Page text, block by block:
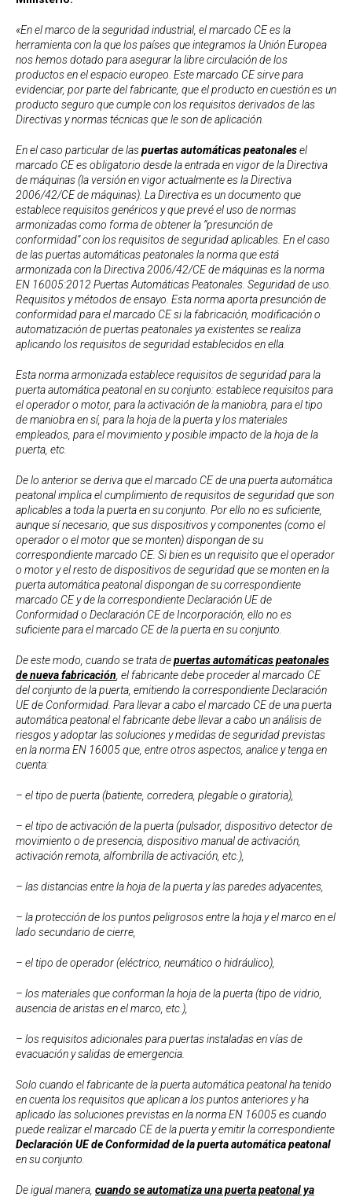
«En el marco de la seguridad industrial, el marcado CE es la
herramienta con la que los países que integramos la Unión Europea
nos hemos dotado para asegurar la libre circulación de los
productos en el espacio europeo. Este marcado CE sirve para
evidenciar, por parte del fabricante, que el producto en cuestión es un
producto seguro que cumple con los requisitos derivados de las
Directivas y normas técnicas que le son de aplicación.
En el caso particular de laspuertas automáticas peatonalesel
marcado CE es obligatorio desde la entrada en vigor de la Directiva
de máquinas (la versión en vigor actualmente es la Directiva
2006/42/CE de máquinas). La Directiva es un documento que
establece requisitos genéricos y que prevé el uso de normas
armonizadas como forma de obtener la “presunción de
conformidad” con los requisitos de seguridad aplicables. En el caso
de las puertas automáticas peatonales la norma que está
armonizada con la Directiva 2006/42/CE de máquinas es la norma
EN 16005:2012 Puertas Automáticas Peatonales. Seguridad de uso.
Requisitos y métodos de ensayo. Esta norma aporta presunción de
conformidad para el marcado CE si la fabricación, modificación o
automatización de puertas peatonales ya existentes se realiza
aplicando los requisitos de seguridad establecidos en ella.
Esta norma armonizada establece requisitos de seguridad para la
puerta automática peatonal en su conjunto: establece requisitos para
el operador o motor, para la activación de la maniobra, para el tipo
de maniobra en sí, para la hoja de la puerta y los materiales
empleados, para el movimiento y posible impacto de la hoja de la
puerta, etc.
De lo anterior se deriva que el marcado CE de una puerta automática
peatonal implica el cumplimiento de requisitos de seguridad que son
aplicables a toda la puerta en su conjunto. Por ello no es suficiente,
aunque sí necesario, que sus dispositivos y componentes (como el
operador o el motor que se monten) dispongan de su
correspondiente marcado CE. Si bien es un requisito que el operador
o motor y el resto de dispositivos de seguridad que se monten en la
puerta automática peatonal dispongan de su correspondiente
marcado CE y de la correspondiente Declaración UE de
Conformidad o Declaración CE de Incorporación, ello no es
suficiente para el marcado CE de la puerta en su conjunto.
De este modo, cuando se trata depuertas automáticas peatonales
de nueva fabricación , el fabricante debe proceder al marcado CE
del conjunto de la puerta, emitiendo la correspondiente Declaración
UE de Conformidad. Para llevar a cabo el marcado CE de una puerta
automática peatonal el fabricante debe llevar a cabo un análisis de
riesgos y adoptar las soluciones y medidas de seguridad previstas
en la norma EN 16005 que, entre otros aspectos, analice y tenga en
cuenta:
– el tipo de puerta (batiente, corredera, plegable o giratoria),
– el tipo de activación de la puerta (pulsador, dispositivo detector de
movimiento o de presencia, dispositivo manual de activación,
activación remota, alfombrilla de activación, etc.),
– las distancias entre la hoja de la puerta y las paredes adyacentes,
– la protección de los puntos peligrosos entre la hoja y el marco en el
lado secundario de cierre,
– el tipo de operador (eléctrico, neumático o hidráulico),
– los materiales que conforman la hoja de la puerta (tipo de vidrio,
ausencia de aristas en el marco, etc.),
– los requisitos adicionales para puertas instaladas en vías de
evacuación y salidas de emergencia.
Solo cuando el fabricante de la puerta automática peatonal ha tenido
en cuenta los requisitos que aplican a los puntos anteriores y ha
aplicado las soluciones previstas en la norma EN 16005 es cuando
puede realizar el marcado CE de la puerta y emitir la correspondiente
Declaración UE de Conformidad de la puerta automática peatonal
en su conjunto.
De igual manera, cuando se automatiza una puerta peatonal ya